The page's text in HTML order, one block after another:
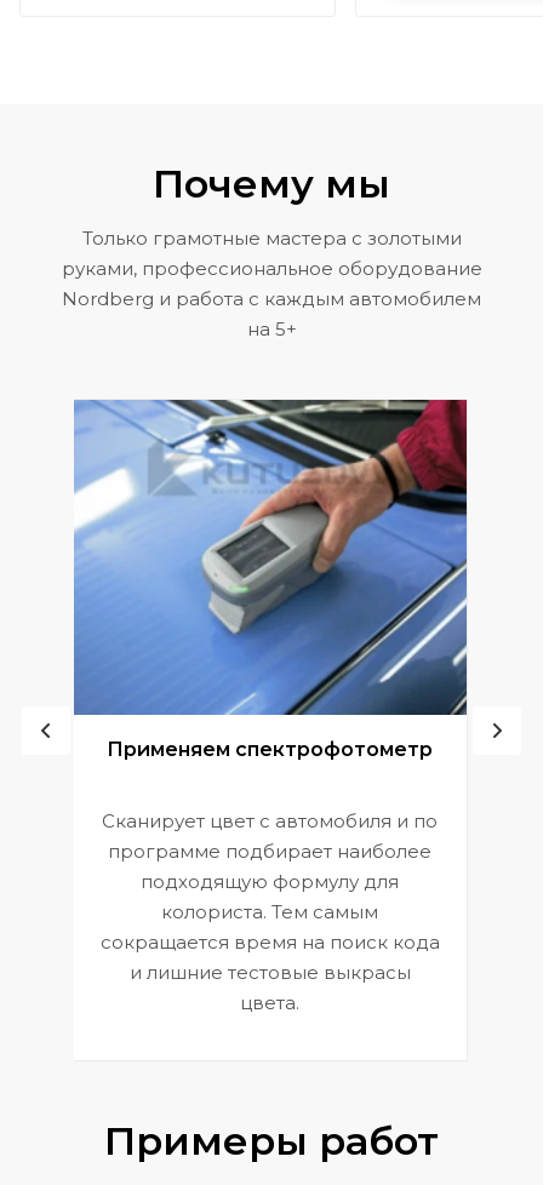
Почему мы
Только грамотные мастера с золотыми
руками, профессиональное оборудование
Nordberg и работа с каждым автомобилем
на 5+
Применяем спектрофотометр
Сканирует цвет с автомобиля и по
программе подбирает наиболее
подходящую формулу для
колориста. Тем самым
сокращается время на поиск кода
и лишние тестовые выкрасы
цвета.
Примеры работ